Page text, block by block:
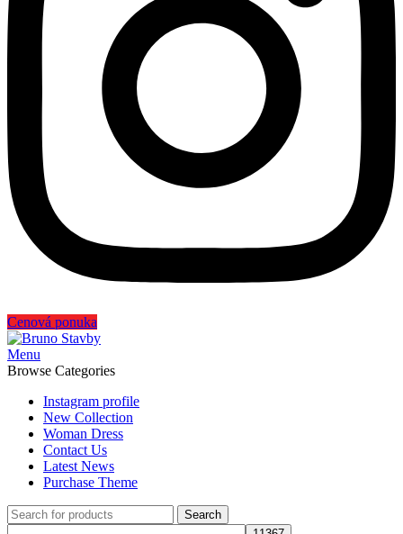
Cenová ponuka
Menu
Browse Categories
Instagram profile
New Collection
Woman Dress
Contact Us
Latest News
Purchase Theme
Search